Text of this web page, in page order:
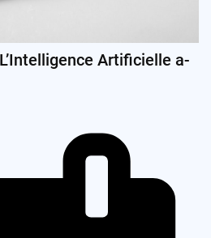
Artificielle a-